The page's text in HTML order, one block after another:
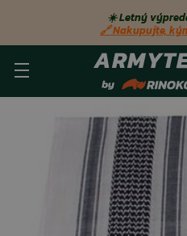
☀️ Letný
🔗 Nakupujte,